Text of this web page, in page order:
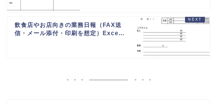
飲食店やお店向きの業務日報（FAX送
信・メール添付・印刷を想定）Exce...